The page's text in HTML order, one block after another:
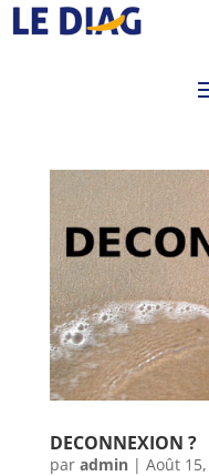
DECONNEXION ?
par admin| Août